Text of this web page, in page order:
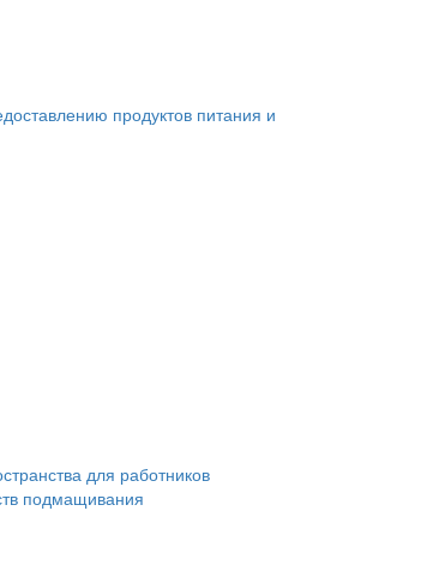
продуктов питания и
для работников
подмащивания